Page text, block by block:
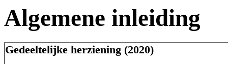
Algemene inleiding
Gedeeltelijke herziening (2020)